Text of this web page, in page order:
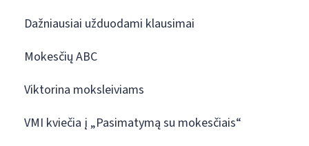
Dažniausiai užduodami klausimai
Mokesčių ABC
Viktorina moksleiviams
VMI kviečia į „Pasimatymą su mokesčiais“